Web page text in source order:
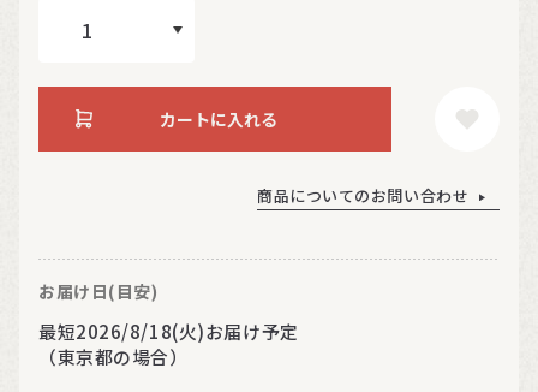
カートに入れる
商品についてのお問い合わせ
お届け日(目安)
最短2026/8/18(火)お届け予定
（東京都の場合）